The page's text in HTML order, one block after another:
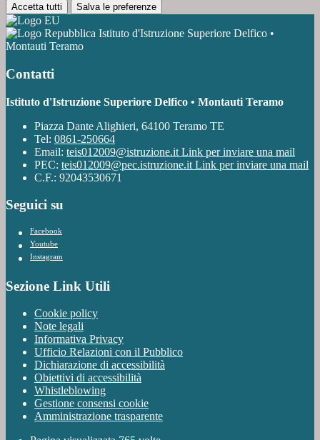
Accetta tutti Salva le preferenze
Istituto d'Istruzione Superiore Delfico •
Montauti Teramo
Contatti
Istituto d'Istruzione Superiore Delfico • Montauti Teramo
Piazza Dante Alighieri, 64100 Teramo TE
Tel: 0861-250664
Email: teis012009@istruzione.it Link per inviare una mail
PEC: teis012009@pec.istruzione.it Link per inviare una mail
C.F.: 92043530671
Seguici su
Facebook
Youtube
Instagram
Sezione Link Utili
Cookie policy
Note legali
Informativa Privacy
Ufficio Relazioni con il Pubblico
Dichiarazione di accessibilità
Obiettivi di accessibilità
Whistleblowing
Gestione consensi cookie
Amministrazione trasparente